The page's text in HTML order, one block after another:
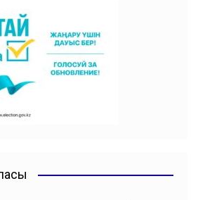
m